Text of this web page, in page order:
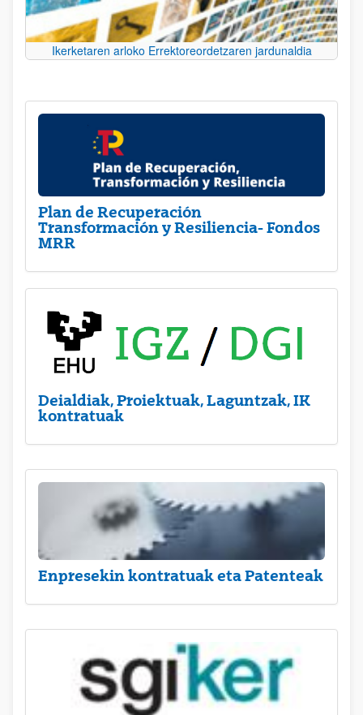
Ikerketaren arloko Errektoreordetzaren jardunaldia
Plan de Recuperación
Transformación y Resiliencia- Fondos
MRR
Deialdiak, Proiektuak, Laguntzak, IK
kontratuak
Enpresekin kontratuak eta Patenteak